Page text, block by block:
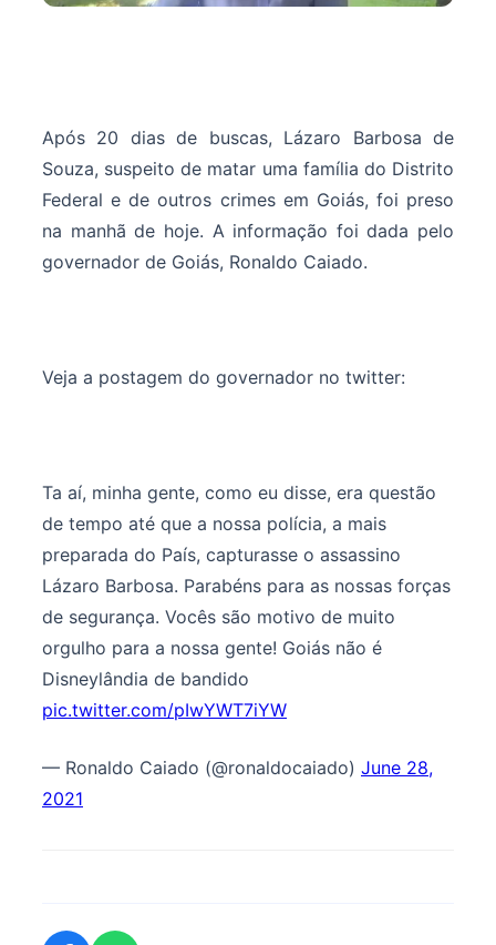
Após 20 dias de buscas, Lázaro Barbosa de
Souza, suspeito de matar uma família do Distrito
Federal e de outros crimes em Goiás, foi preso
na manhã de hoje. A informação foi dada pelo
governador de Goiás, Ronaldo Caiado.
Veja a postagem do governador no twitter:
Ta aí, minha gente, como eu disse, era questão
de tempo até que a nossa polícia, a mais
preparada do País, capturasse o assassino
Lázaro Barbosa. Parabéns para as nossas forças
de segurança. Vocês são motivo de muito
orgulho para a nossa gente! Goiás não é
Disneylândia de bandido
pic.twitter.com/pIwYWT7iYW
— Ronaldo Caiado (@ronaldocaiado) June 28,
2021